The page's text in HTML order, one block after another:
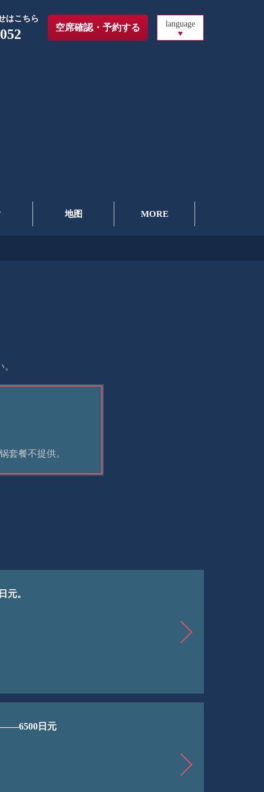
はこちら
空席確認・予約する language
地图 MORE
套餐不提供。
元。
——6500日元